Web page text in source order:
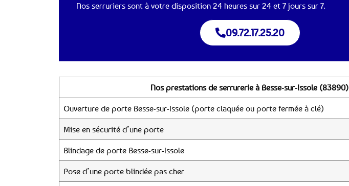
Nos serruriers sont à votre disposition 24 heures sur 24 et 7 jours sur 7.
09.72.17.25.20
Nos prestations de serrurerie à Besse-sur-Issole (83890)
Ouverture de porte Besse-sur-Issole (porte claquée ou porte fermée à clé)
Mise en sécurité d’une porte
Blindage de porte Besse-sur-Issole
Pose d’une porte blindée pas cher